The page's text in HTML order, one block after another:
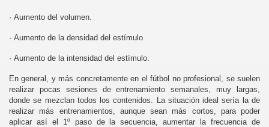
· Aumento del volumen.
· Aumento de la densidad del estímulo.
· Aumento de la intensidad del estímulo.
En general, y más concretamente en el fútbol no profesional, se suelen
realizar pocas sesiones de entrenamiento semanales, muy largas,
donde se mezclan todos los contenidos. La situación ideal sería la de
realizar más entrenamientos, aunque sean más cortos, para poder
aplicar así el 1º paso de la secuencia, aumentar la frecuencia de